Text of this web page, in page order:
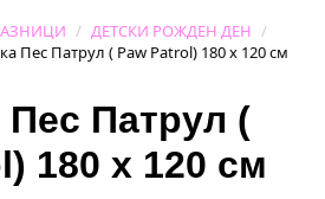
ДЕТСКИ РОЖДЕН ДЕН
Пес Патрул ( Paw Patrol) 180 x 120 см
Пес Патрул (
180 x 120 см